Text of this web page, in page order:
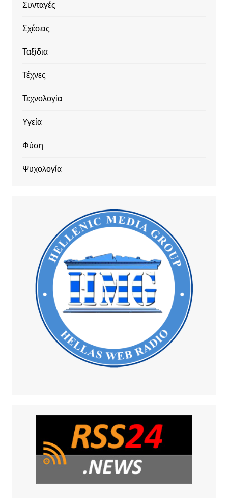
Συνταγές
Σχέσεις
Ταξίδια
Τέχνες
Τεχνολογία
Υγεία
Φύση
Ψυχολογία